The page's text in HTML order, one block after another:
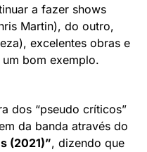
a fazer shows
Martin), do outro,
excelentes obras e
um bom exemplo.
dos “pseudo críticos”
da banda através do
(2021)”, dizendo que